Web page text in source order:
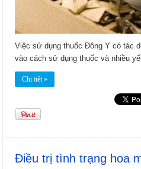
Việc sử dụng thuốc Đông Y có tác
vào cách sử dụng thuốc và nhiều
Chi tiết »
Điều trị tình trạng hoa